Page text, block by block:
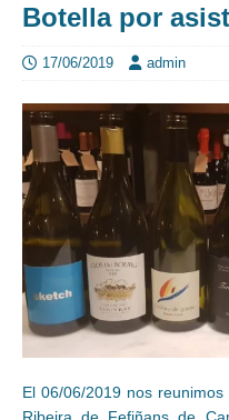
Botella por
17/06/2019 admin
El 06/06/2019 nos